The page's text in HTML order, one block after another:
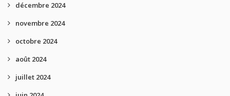
décembre 2024
novembre 2024
octobre 2024
août 2024
juillet 2024